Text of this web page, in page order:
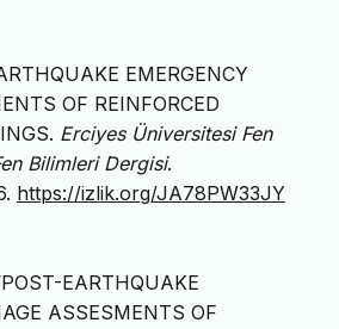
EMERGENCY
OF REINFORCED
Erciyes Üniversitesi Fen
Bilimleri Dergisi.
https://izlik.org/JA78PW33JY
EARTHQUAKE
ASSESMENTS OF